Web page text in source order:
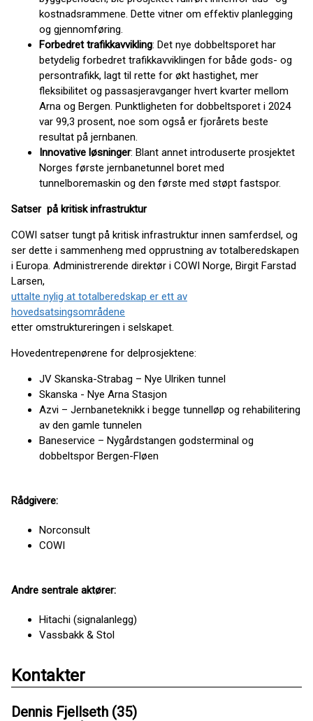
kostnadsrammene. Dette vitner om effektiv planlegging
og gjennomføring.
Forbedret trafikkavvikling: Det nye dobbeltsporet har
betydelig forbedret trafikkavviklingen for både gods- og
persontrafikk, lagt til rette for økt hastighet, mer
fleksibilitet og passasjeravganger hvert kvarter mellom
Arna og Bergen. Punktligheten for dobbeltsporet i 2024
var 99,3 prosent, noe som også er fjorårets beste
resultat på jernbanen.
Innovative løsninger: Blant annet introduserte prosjektet
Norges første jernbanetunnel boret med
tunnelboremaskin og den første med støpt fastspor.
Satser på kritisk infrastruktur
COWI satser tungt på kritisk infrastruktur innen samferdsel, og
ser dette i sammenheng med opprustning av totalberedskapen
i Europa. Administrerende direktør i COWI Norge, Birgit Farstad
Larsen,
uttalte nylig at totalberedskap er ett av
hovedsatsingsområdene
etter omstruktureringen i selskapet.
Hovedentrepenørene for delprosjektene:
JV Skanska-Strabag – Nye Ulriken tunnel
Skanska - Nye Arna Stasjon
Azvi – Jernbaneteknikk i begge tunnelløp og rehabilitering
av den gamle tunnelen
Baneservice – Nygårdstangen godsterminal og
dobbeltspor Bergen-Fløen
Rådgivere:
Norconsult
COWI
Andre sentrale aktører:
Hitachi (signalanlegg)
Vassbakk & Stol
Kontakter
Dennis Fjellseth (35)